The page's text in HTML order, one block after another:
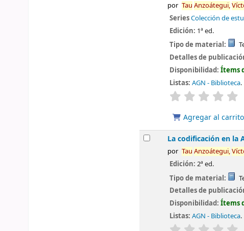
por Tau Anzoátegui,
SeriesColección de
Edición: 1ª ed.
Tipo de material:
Detalles de
Disponibilidad:Ítems
Listas: AGN - Biblioteca.
valoración
Agregar al carrito
La codificación en la
por Tau Anzoátegui,
Edición:2ª ed.
Tipo de material:
Detalles de
Disponibilidad:Ítems
Listas: AGN - Biblioteca.
valoración